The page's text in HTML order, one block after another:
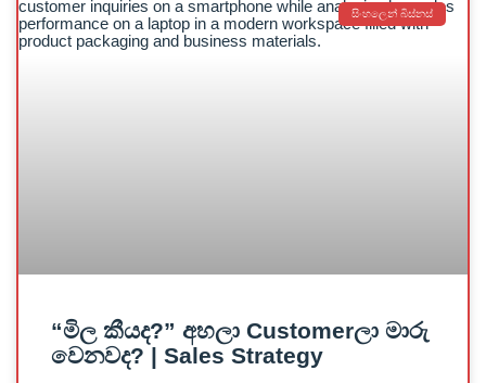
සිංහලෙන් බිස්නස්
“මිල කීයද?” අහලා Customerලා මාරු
වෙනවද? | Sales Strategy